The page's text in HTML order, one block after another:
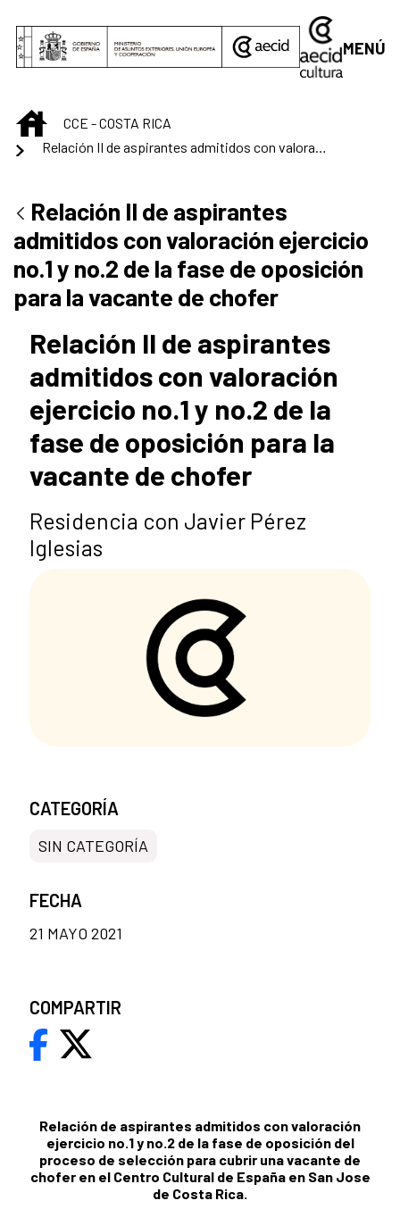
MENÚ
INICIO
CCE - COSTA RICA
Relación II de aspirantes
admitidos con valoración ejercicio
no.1 y no.2 de la fase de oposición
para la vacante de chofer
Relación II de aspirantes
admitidos con valoración
ejercicio no.1 y no.2 de la
fase de oposición para la
vacante de chofer
Residencia con Javier Pérez
Iglesias
Relación de aspirantes admitidos con valoración
ejercicio no.1 y no.2 de la fase de oposición del
proceso de selección para cubrir una vacante de
chofer en el Centro Cultural de España en San Jose
de Costa Rica.
CATEGORÍA
SIN CATEGORÍA
FECHA
21 MAYO 2021
COMPARTIR